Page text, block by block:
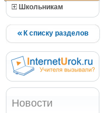
Школьникам
К списку разделов
Новости